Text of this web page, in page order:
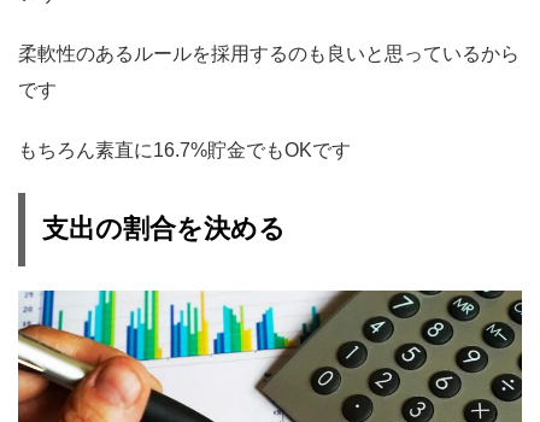
柔軟性のあるルールを採用するのも良いと思っているから
です
もちろん素直に16.7%貯金でもOKです
支出の割合を決める